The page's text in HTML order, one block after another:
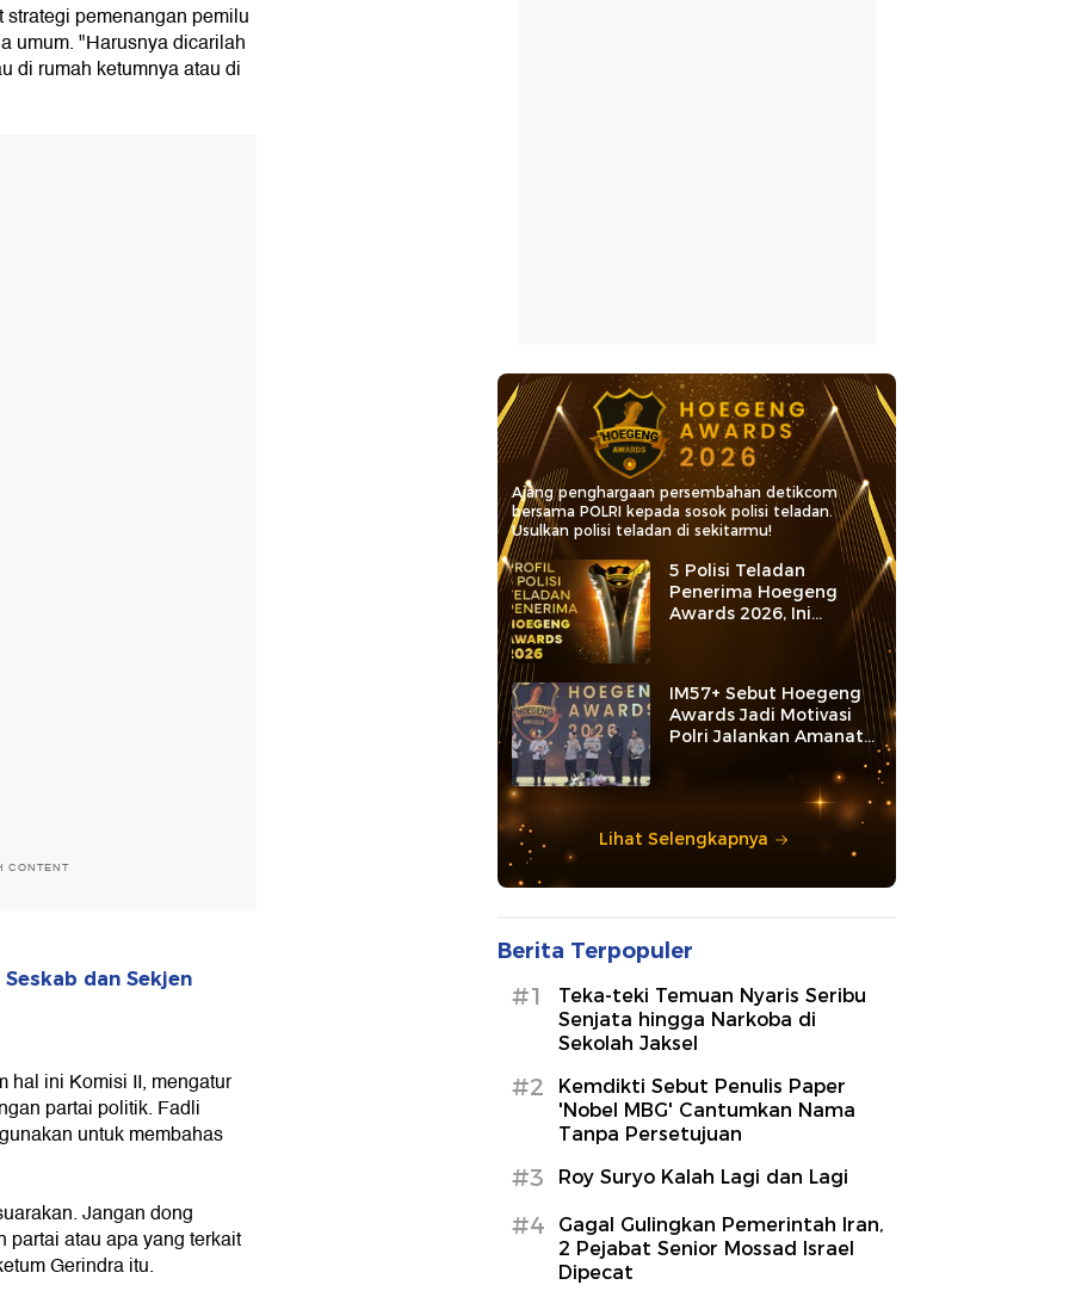
pemenangan pemilu
umum. "Harusnya dicarilah
di rumah ketumnya atau di
CONTENT
dan Sekjen
hal ini Komisi II, mengatur
partai politik. Fadli
untuk membahas
Jangan dong
atau apa yang terkait
Gerindra itu.
Ajang penghargaan persembahan detikcom
bersama POLRI kepada sosok polisi teladan.
Usulkan polisi teladan di sekitarmu!
5 Polisi Teladan
Penerima Hoegeng
Awards 2026, Ini
Kategori dan Kiprahnya
IM57+ Sebut Hoegeng
Awards Jadi Motivasi
Polri Jalankan Amanat
Lihat Selengkapnya
Berita Terpopuler
#1
Teka-teki Temuan Nyaris Seribu
Senjata hingga Narkoba di
Sekolah Jaksel
#2
Kemdikti Sebut Penulis Paper
'Nobel MBG' Cantumkan Nama
Tanpa Persetujuan
#3 Roy Suryo Kalah Lagi dan Lagi
#4
Gagal Gulingkan Pemerintah Iran,
2 Pejabat Senior Mossad Israel
Dipecat